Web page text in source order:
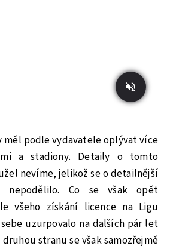
měl podle vydavatele oplývat více
a stadiony. Detaily o tomto
nevíme, jelikož se o detailnější
nepodělilo. Co se však opět
všeho získání licence na Ligu
uzurpovalo na dalších pár let
stranu se však samozřejmě